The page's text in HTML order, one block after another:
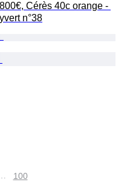
800€, Cérès 40c orange -
yvert n°38
100